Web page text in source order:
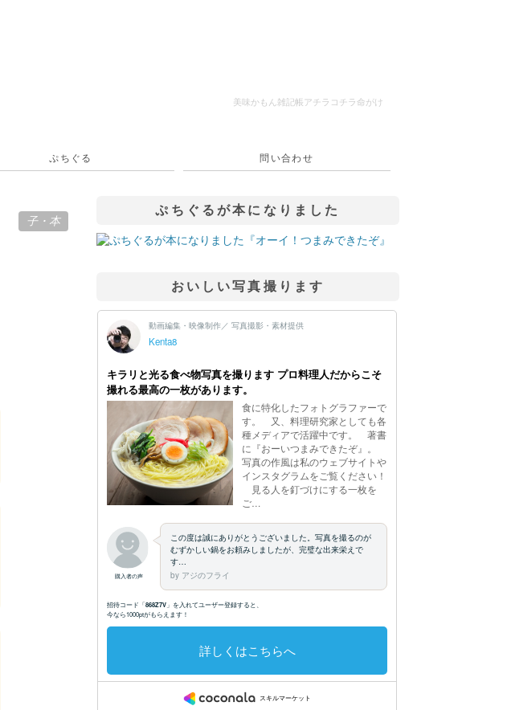
美味かもん雑記帳 アチラコチラ命がけ
ぷちぐる 問い合わせ
子・ 本
ぷちぐるが本になりました
おいしい写真撮ります